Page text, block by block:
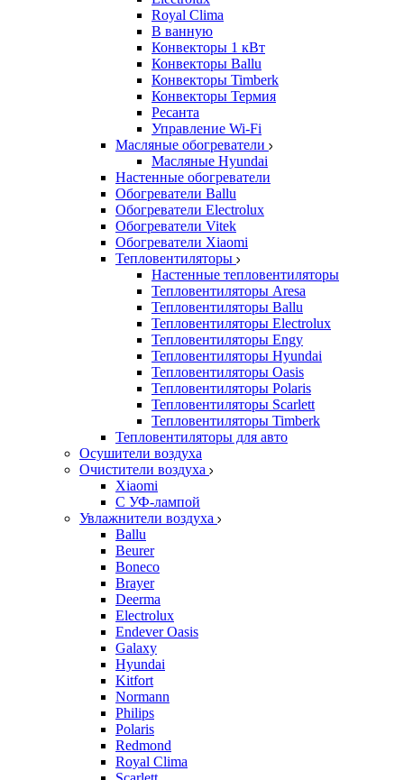
Royal Clima
В ванную
Конвекторы 1 кВт
Конвекторы Ballu
Конвекторы Timberk
Конвекторы Термия
Ресанта
Управление Wi-Fi
Масляные обогреватели
Масляные Hyundai
Настенные обогреватели
Обогреватели Ballu
Обогреватели Electrolux
Обогреватели Vitek
Обогреватели Xiaomi
Тепловентиляторы
Настенные тепловентиляторы
Тепловентиляторы Aresa
Тепловентиляторы Ballu
Тепловентиляторы Electrolux
Тепловентиляторы Engy
Тепловентиляторы Hyundai
Тепловентиляторы Oasis
Тепловентиляторы Polaris
Тепловентиляторы Scarlett
Тепловентиляторы Timberk
Тепловентиляторы для авто
Осушители воздуха
Очистители воздуха
Xiaomi
С УФ-лампой
Увлажнители воздуха
Ballu
Beurer
Boneco
Brayer
Deerma
Electrolux
Endever Oasis
Galaxy
Hyundai
Kitfort
Normann
Philips
Polaris
Redmond
Royal Clima